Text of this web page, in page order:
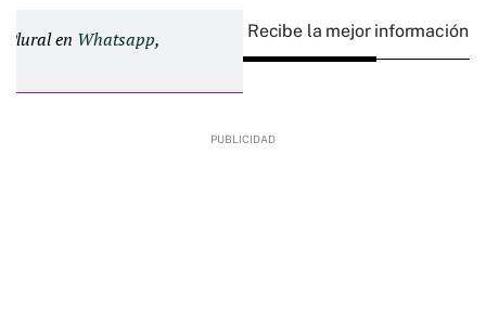
Plural en Whatsapp, Recibe la mejor información